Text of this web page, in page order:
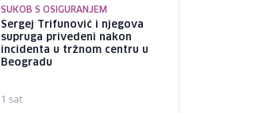
SUKOB S OSIGURANJEM
Sergej Trifunović i njegova
supruga privedeni nakon
incidenta u tržnom centru u
Beogradu
1 sat